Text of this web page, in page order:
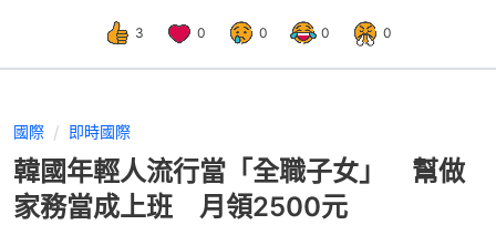
3 0 0 0 0
國際 即時國際
韓國年輕人流行當「全職子女」 幫做
家務當成上班 月領2500元